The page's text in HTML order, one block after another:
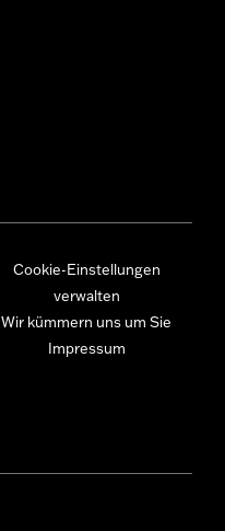
Cookie-Einstellungen
verwalten
Wir kümmern uns um Sie
Impressum